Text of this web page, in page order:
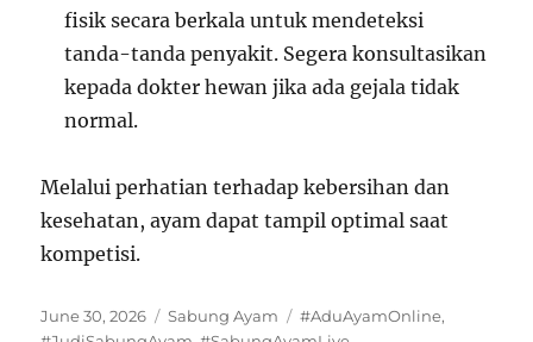
fisik secara berkala untuk mendeteksi
tanda-tanda penyakit. Segera konsultasikan
kepada dokter hewan jika ada gejala tidak
normal.
Melalui perhatian terhadap kebersihan dan
kesehatan, ayam dapat tampil optimal saat
kompetisi.
Posted
June 30, 2026 Categories
Sabung Ayam Tags
#AduAyamOnline,